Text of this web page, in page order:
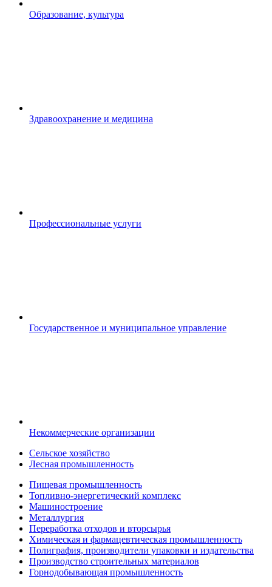
Образование, культура
Здравоохранение и медицина
Профессиональные услуги
Государственное и муниципальное управление
Некоммерческие организации
Сельское хозяйство
Лесная промышленность
Пищевая промышленность
Топливно-энергетический комплекс
Машиностроение
Металлургия
Переработка отходов и вторсырья
Химическая и фармацевтическая промышленность
Полиграфия, производители упаковки и издательства
Производство строительных материалов
Горнодобывающая промышленность